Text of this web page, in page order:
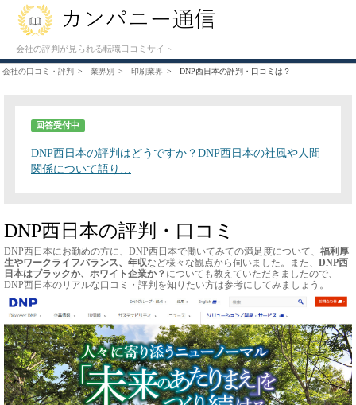
会社の評判が見られる転職口コミサイト
会社の口コミ・評判 業界別 印刷業界 DNP西日本の評判・口コミは？
回答受付中
DNP西日本の評判はどうですか？DNP西日本の社風や人間
関係について語り…
DNP西日本の評判・口コミ
DNP西日本にお勤めの方に、DNP西日本で働いてみての満足度について、 福利厚
生やワークライフバランス、年収など様々な観点から伺いました。また、 DNP西
日本はブラックか、ホワイト企業か？ についても教えていただきましたので、
DNP西日本のリアルな口コミ・評判を知りたい方は参考にしてみましょう。